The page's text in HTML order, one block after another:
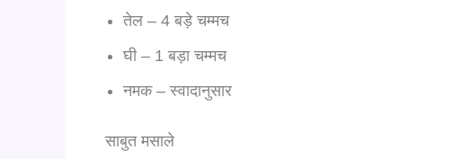
तेल – 4 बड़े चम्मच
घी – 1 बड़ा चम्मच
नमक – स्वादानुसार
साबुत मसाले